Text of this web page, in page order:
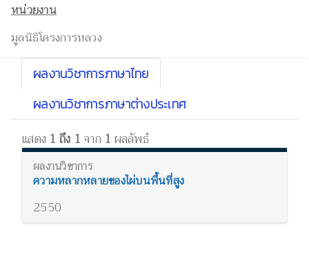
หน่วยงาน
มูลนิธิโครงการหลวง
ผลงานวิชาการภาษาไทย
ผลงานวิชาการภาษาต่างประเทศ
แสดง 1 ถึง 1จาก 1 ผลลัพธ์
ความหลากหลายของไผ่บนพื้นที่สูง
2550